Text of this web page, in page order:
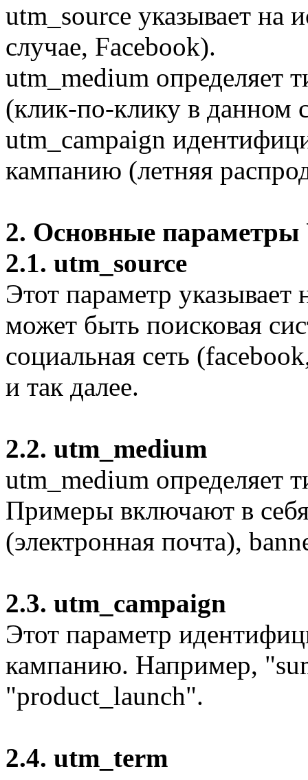
utm_source указывает на
случае, Facebook).
utm_medium определяет
(клик-по-клику в данном
utm_campaign
кампанию (летняя
2. Основные параметры
2.1. utm_source
Этот параметр
может быть поисковая
социальная сеть
и так далее.
2.2. utm_medium
utm_medium определяет
Примеры включают в
(электронная почта),
2.3. utm_campaign
Этот параметр
кампанию. Например,
"product_launch".
2.4. utm_term